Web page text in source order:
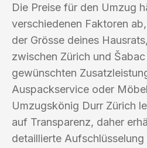
Die Preise für den Umzug
verschiedenen Faktoren
der Grösse deines
zwischen Zürich und
gewünschten
Auspackservice oder
Umzugskönig Durr Zürich
auf Transparenz, daher
detaillierte Aufschlüsselung